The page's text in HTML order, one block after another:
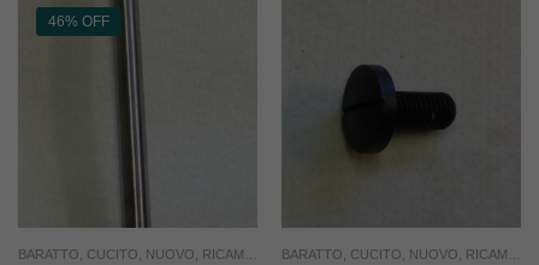
46% OFF
BARATTO CUCITO NUOVO RICAMBI RICAMO,SOTTOCOSTO, USO INDUSTRIA
BARATTO CUCITO NUOVO RICAMBI